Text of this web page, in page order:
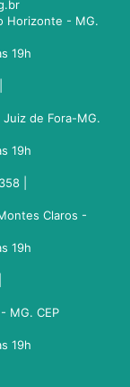
Horizonte - MG.
19h
Juiz de Fora-MG.
19h
|
Claros -
19h
MG. CEP
19h